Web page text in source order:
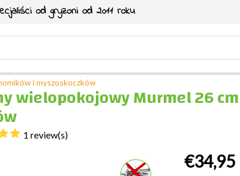
od gryzoni od 2011 roku
i myszoskoczków
wielopokojowy Murmel 26
1 review(s)
€34,95